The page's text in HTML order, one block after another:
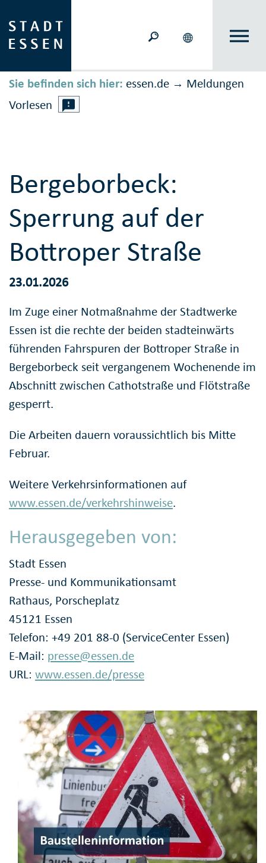
Sie befinden sich hier: essen.de → Meldungen
Vorlesen
Bergeborbeck:
Sperrung auf der
Bottroper Straße
23.01.2026
Im Zuge einer Notmaßnahme der Stadtwerke
Essen ist die rechte der beiden stadteinwärts
führenden Fahrspuren der Bottroper Straße in
Bergeborbeck seit vergangenem Wochenende im
Abschnitt zwischen Cathotstraße und Flötstraße
gesperrt.
Die Arbeiten dauern voraussichtlich bis Mitte
Februar.
Weitere Verkehrsinformationen auf
www.essen.de/verkehrshinweise.
Herausgegeben von:
Stadt Essen
Presse- und Kommunikationsamt
Rathaus, Porscheplatz
45121 Essen
Telefon: +49 201 88-0 (ServiceCenter Essen)
E-Mail: presse@essen.de
URL: www.essen.de/presse